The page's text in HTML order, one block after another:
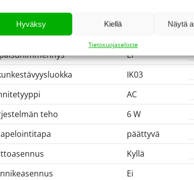
Hyväksy Kiellä Näytä
Tietosuojaseloste
Ei
IK03
AC
teho
6 W
päättyvä
Kyllä
Ei